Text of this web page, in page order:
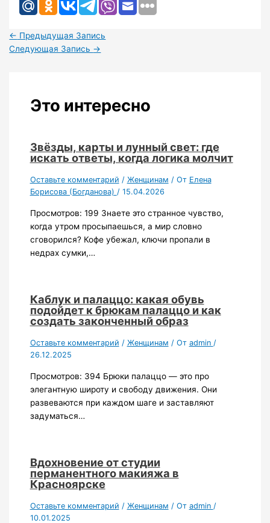
← Предыдущая Запись
Следующая Запись →
Это интересно
Звёзды, карты и лунный свет: где
искать ответы, когда логика молчит
Оставьте комментарий / Женщинам / От Елена
Борисова (Богданова) / 15.04.2026
Просмотров: 199 Знаете это странное чувство,
когда утром просыпаешься, а мир словно
сговорился? Кофе убежал, ключи пропали в
недрах сумки,…
Каблук и палаццо: какая обувь
подойдет к брюкам палаццо и как
создать законченный образ
Оставьте комментарий / Женщинам / От admin /
26.12.2025
Просмотров: 394 Брюки палаццо — это про
элегантную широту и свободу движения. Они
развеваются при каждом шаге и заставляют
задуматься…
Вдохновение от студии
перманентного макияжа в
Красноярске
Оставьте комментарий / Женщинам / От admin /
10.01.2025